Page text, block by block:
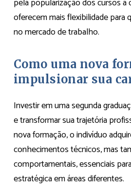
oferecem mais flexibilidade para
no mercado de trabalho.
Como uma nova
impulsionar sua
Investir em uma segunda
e transformar sua trajetória
nova formação, o indivíduo
conhecimentos técnicos, mas
comportamentais, essenciais
estratégica em áreas diferentes.